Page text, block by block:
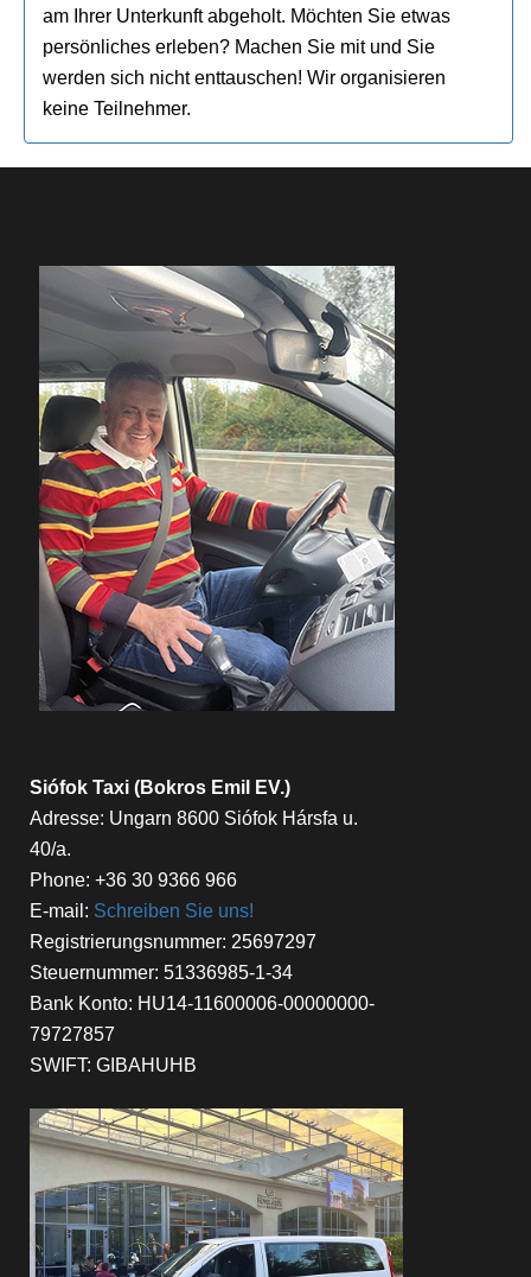
am Ihrer Unterkunft abgeholt. Möchten Sie etwas
persönliches erleben? Machen Sie mit und Sie
werden sich nicht enttauschen! Wir organisieren
keine Teilnehmer.
Siófok Taxi (Bokros Emil EV.)
Adresse: Ungarn 8600 Siófok Hársfa u.
40/a.
Phone: +36 30 9366 966
E-mail: Schreiben Sie uns!
Registrierungsnummer: 25697297
Steuernummer: 51336985-1-34
Bank Konto: HU14-11600006-00000000-
79727857
SWIFT: GIBAHUHB